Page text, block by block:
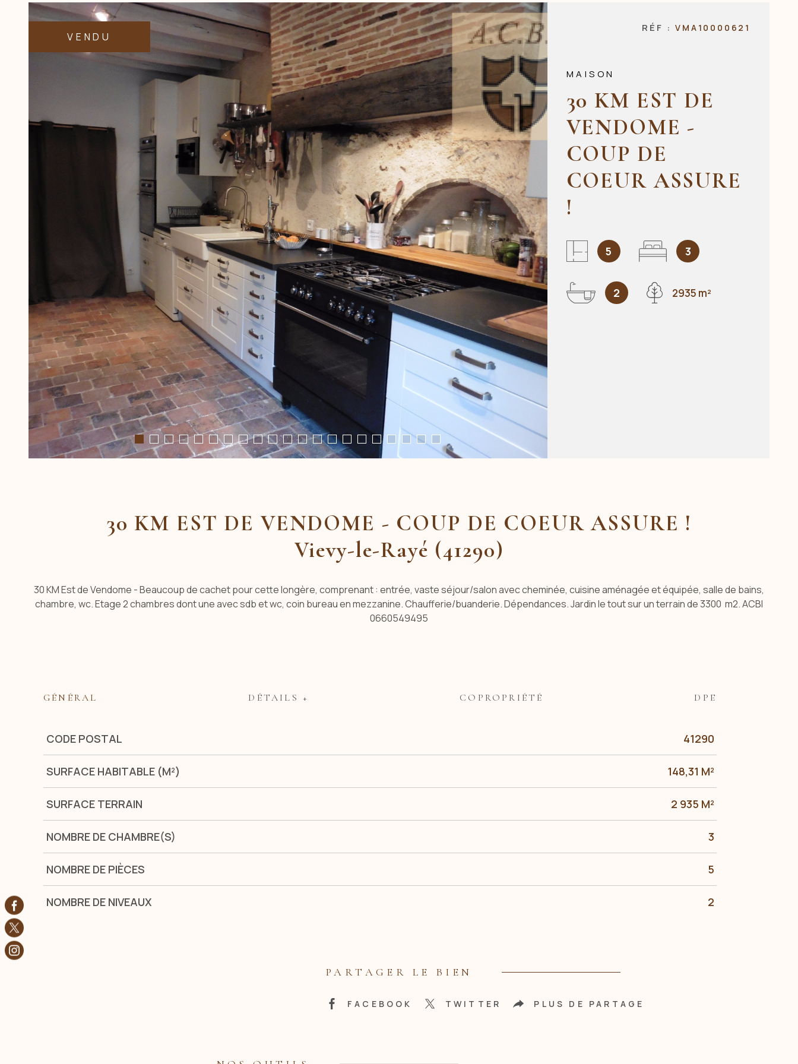
VENDU
RÉF :VMA10000621
MAISON
30 KM EST DE
VENDOME -
COUP DE
COEUR ASSURE
!
5 3
2 2935 m²
30 KM EST DE VENDOME - COUP DE COEUR ASSURE !
Vievy-le-Rayé (41290)
30 KM Est de Vendome - Beaucoup de cachet pour cette longère, comprenant : entrée, vaste séjour/salon avec cheminée, cuisine aménagée et équipée, salle de bains,
chambre, wc. Etage 2 chambres dont une avec sdb et wc, coin bureau en mezzanine. Chaufferie/buanderie. Dépendances. Jardin le tout sur un terrain de 3300 m2. ACBI
0660549495
GÉNÉRAL DÉTAILS + COPROPRIÉTÉ DPE
Caractérisque Valeurs
CODE POSTAL 41290
SURFACE HABITABLE (M²) 148,31 M²
SURFACE TERRAIN 2 935 M²
NOMBRE DE CHAMBRE(S) 3
NOMBRE DE PIÈCES 5
NOMBRE DE NIVEAUX 2
PARTAGER LE BIEN
FACEBOOK TWITTER PLUS DE PARTAGE